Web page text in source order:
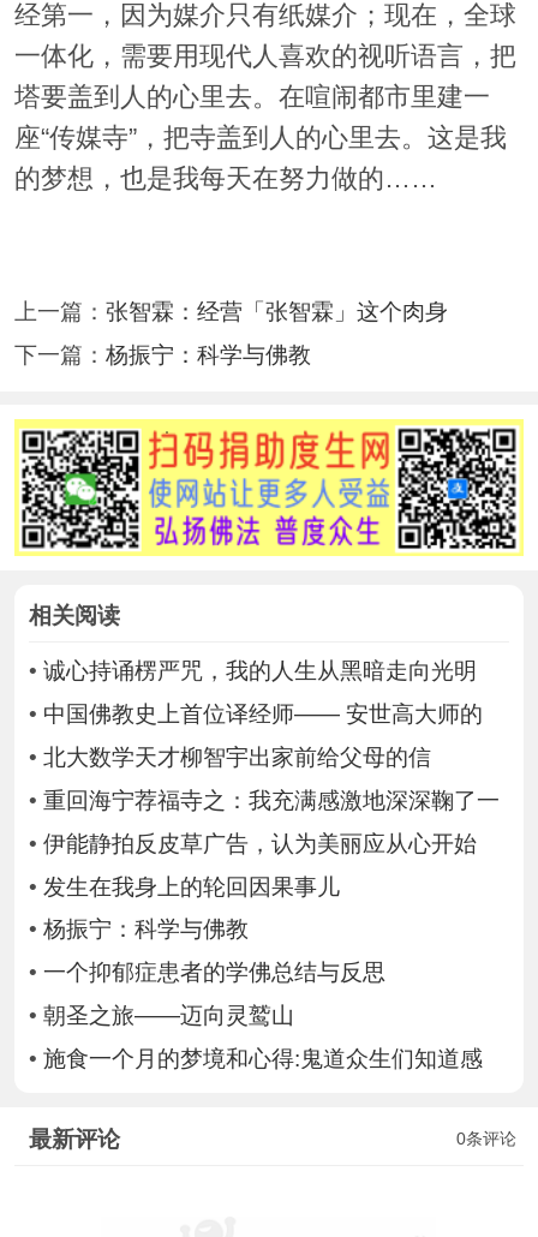
经第一，因为媒介只有纸媒介；现在，全球
一体化，需要用现代人喜欢的视听语言，把
塔要盖到人的心里去。在喧闹都市里建一
座“传媒寺”，把寺盖到人的心里去。这是我
的梦想，也是我每天在努力做的……
上一篇： 张智霖：经营「张智霖」这个肉身
下一篇： 杨振宁：科学与佛教
相关阅读
• 诚心持诵楞严咒，我的人生从黑暗走向光明
• 中国佛教史上首位译经师—— 安世高大师的
• 北大数学天才柳智宇出家前给父母的信
• 重回海宁荐福寺之：我充满感激地深深鞠了一
• 伊能静拍反皮草广告，认为美丽应从心开始
• 发生在我身上的轮回因果事儿
• 杨振宁：科学与佛教
• 一个抑郁症患者的学佛总结与反思
• 朝圣之旅——迈向灵鹫山
• 施食一个月的梦境和心得:鬼道众生们知道感
0条评论
最新评论